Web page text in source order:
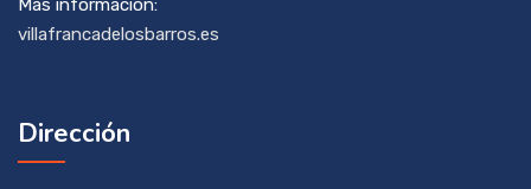
Más información:
villafrancadelosbarros.es
Dirección